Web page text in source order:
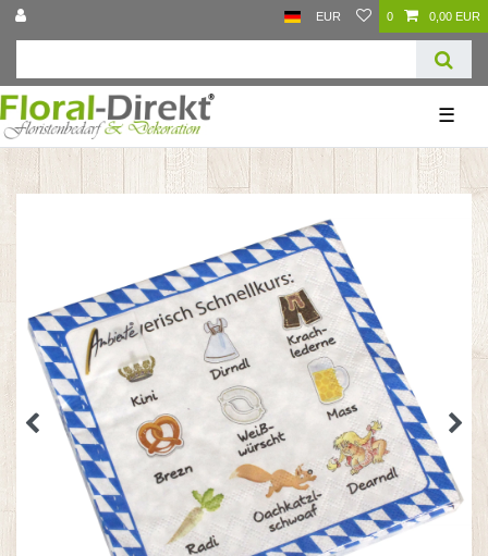
EUR 0 0,00 EUR
☰